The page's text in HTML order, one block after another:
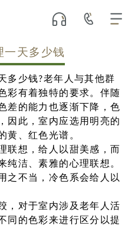
一天多少钱
多少钱?老年人与其他群
彩有着独特的要求。伴随
差的能力也逐渐下降，色
因此，室内应选用明亮的
黄、红色光谱。
联想，给人以甜美感，而
纯洁、素雅的心理联想。
之不当，冷色系会给人以
，对于室内涉及老年人活
同的色彩来进行区分以提